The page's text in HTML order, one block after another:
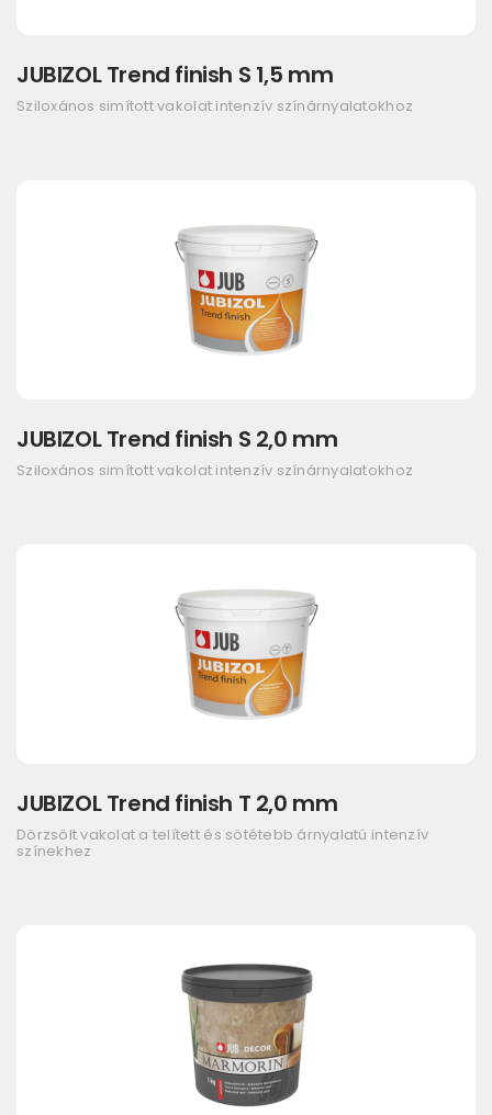
JUBIZOL Trend finish S 1,5 mm
Sziloxános simított vakolat intenzív színárnyalatokhoz
JUBIZOL Trend finish S 2,0 mm
Sziloxános simított vakolat intenzív színárnyalatokhoz
JUBIZOL Trend finish T 2,0 mm
Dörzsölt vakolat a telített és sötétebb árnyalatú intenzív
színekhez